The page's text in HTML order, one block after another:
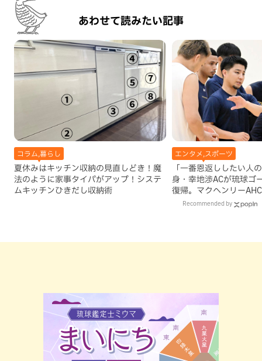
あわせて読みたい記事
コラム,暮らし
夏休みはキッチン収納の見直しどき！魔
法のように家事タイパがアップ！システ
ムキッチンひきだし収納術
エンタメ,スポーツ
「一番恩返ししたい人
身・幸地渉ACが琉球ゴ
復帰。マクヘンリー
理由Recommended by